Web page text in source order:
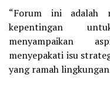
“Forum ini adalah
kepentingan
menyampaikan
menyepakati isu
yang ramah